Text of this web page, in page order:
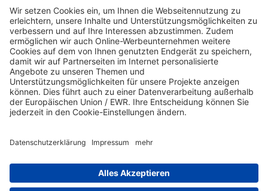
Spendenkonto Diakonie Hessen
Evangelische Bank eG. Kassel
IBAN: DE12520604100004050606
IBAN kopieren